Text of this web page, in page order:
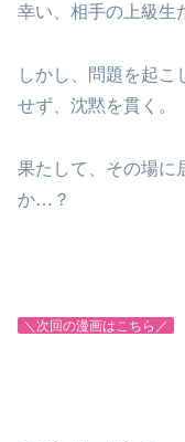
幸い、相手の上級生
しかし、問題を起こ
せず、沈黙を貫く。
果たして、その場に
か…？
＼次回の漫画はこちら／